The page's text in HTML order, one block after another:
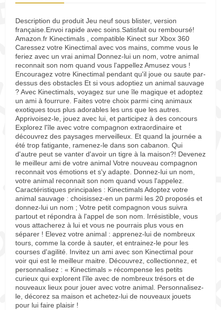
Description du produit Jeu neuf sous blister, version
française.Envoi rapide avec soins.Satisfait ou remboursé!
Amazon.fr Kinectimals , compatible Kinect sur Xbox 360
Caressez votre Kinectimal avec vos mains, comme vous le
feriez avec un vrai animal Donnez-lui un nom, votre animal
reconnait son nom quand vous l'appellez Amusez vous !
Encouragez votre Kinectimal pendant qu'il joue ou saute par-
dessus des obstacles Et si vous adoptiez un animal sauvage
? Avec Kinectimals, voyagez sur une île magique et adoptez
un ami à fourrure. Faites votre choix parmi cinq animaux
exotiques tous plus adorables les uns que les autres.
Apprivoisez-le, jouez avec lui, et participez à des concours
Explorez l'île avec votre compagnon extraordinaire et
découvrez des paysages merveilleux. Et quand la journée a
été trop fatigante, ramenez-le dans son cabanon. Qui
d'autre peut se vanter d'avoir un tigre à la maison?! Devenez
le meilleur ami de votre animal Votre nouveau compagnon
reconnait vos émotions et s'y adapte. Donnez-lui un nom,
votre animal reconnait son nom quand vous l'appelez.
Caractéristiques principales : Kinectimals Adoptez votre
animal sauvage : choisissez-en un parmi les 20 proposés et
donnez-lui un nom ; Votre petit compagnon vous suivra
partout et répondra à l'appel de son nom. Irrésistible, vous
vous attacherez à lui et vous ne pourrais plus vous en
séparer ! Elevez votre animal : apprenez-lui de nombreux
tours, comme la corde à sauter, et entrainez-le pour les
courses d'agilité. Invitez un ami avec son Kinectimal pour
voir qui est le meilleur maitre. Découvrez, collectionnez, et
personnalisez : « Kinectimals » récompense les petits
curieux qui explorent l'île avec de nombreux trésors et de
nouveaux lieux pour jouer avec votre animal. Personnalisez-
le, décorez sa maison et achetez-lui de nouveaux jouets
pour lui faire plaisir !